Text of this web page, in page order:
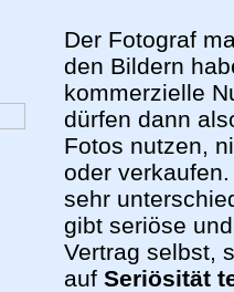
Der Fotograf
den Bildern
kommerzielle
dürfen dann
Fotos nutzen,
oder
sehr
gibt seriöse
Vertrag selbst,
aufSeriösität